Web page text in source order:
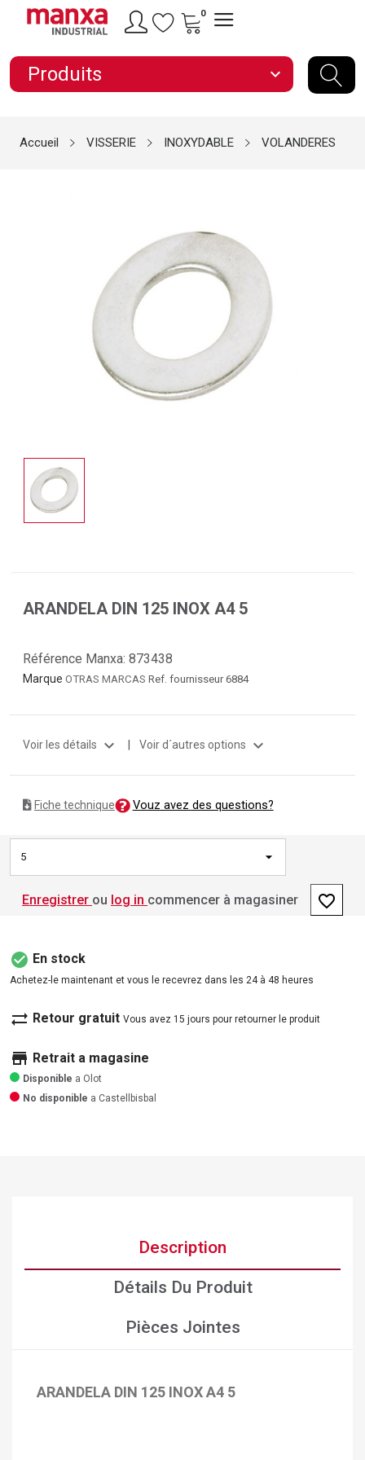
0
Produits expand_more
Accueil VISSERIE INOXYDABLE VOLANDERES
ARANDELA DIN 125 INOX A4 5
Référence Manxa: 873438
Marque OTRAS MARCAS Ref. fournisseur 6884
Voir les détails expand_more | Voir d´autres options expand_more
Fiche technique Vouz avez des questions?
5
Enregistrer ou log in commencer à magasiner favorite_border
check_circle En stock
Achetez-le maintenant et vous le recevrez dans les 24 à 48 heures
sync_alt Retour gratuit Vous avez 15 jours pour retourner le produit
store Retrait a magasine
Disponible a Olot
No disponible a Castellbisbal
Description
Détails Du Produit
Pièces Jointes
ARANDELA DIN 125 INOX A4 5